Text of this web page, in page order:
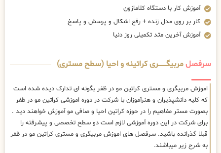
آموزش کار با دستگاه کلامازون
کار بر روی مدل زنده + رفع اشکال و پرسش و پاسخ
آموزش آخرین متد تکمیلی روز دنیا
سرفصلمربیگــــــــری کراتینه و احیا (سطح مستری)
اموزش مربیگری و مستری کراتین مو در ظفر بگونه ای تدارک دیده شده است
که کلیه دانشپذیران و هنرآموزان با شرکت در دوره اموزشی کراتین مو در ظفر
بصورت مستر مفاهیم را در حوزه کراتین احیا و صافی مو آموزش خواهند دید .
برای شرکت در این دوره آموزشی لازم است دو سطح تخصصی و پیشرفته را
قبلا گذرانده باشید. سرفصل های اموزش مربیگری و مستری کراتین مو در ظفر
به شرح زیر میباشند.